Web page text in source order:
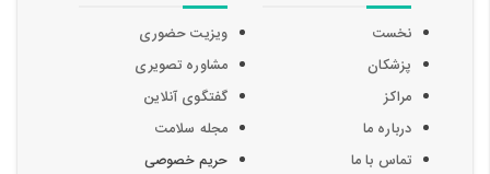
نخست
پزشکان
مراکز
درباره ما
تماس با ما
ویزیت حضوری
مشاوره تصویری
گفتگوی آنلاین
مجله سلامت
حریم خصوصی